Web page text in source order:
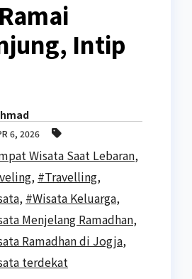
Intip
6, 2026
Wisata Saat Lebaran,
, #Travelling,
, #Wisata Keluarga,
Menjelang Ramadhan,
Ramadhan di Jogja,
terdekat